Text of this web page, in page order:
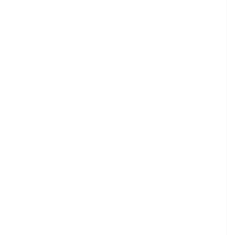
automatiques sont des
nous recueillons
lorsque vous interagissez
comme votre adresse IP, le
et de navigateur que vous
IP est un numéro attribué à
vous vous connectez à
fois que vous visitez ce site,
peut automatiquement
ces renseignements. Les
comprennent